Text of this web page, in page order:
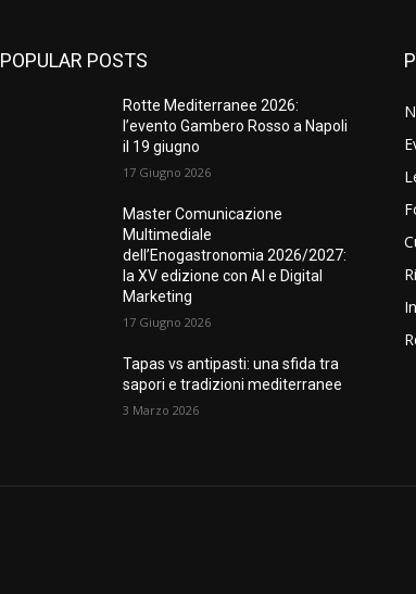
POPULAR POSTS
Rotte Mediterranee 2026:
l’evento Gambero Rosso a Napoli
il 19 giugno
17 Giugno 2026
Master Comunicazione
Multimediale
dell’Enogastronomia 2026/2027:
la XV edizione con AI e Digital
Marketing
17 Giugno 2026
Tapas vs antipasti: una sfida tra
sapori e tradizioni mediterranee
3 Marzo 2026